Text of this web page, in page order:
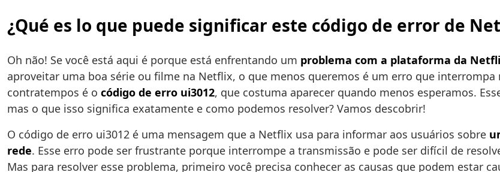
¿Qué es lo que puede significar este código de error de
Oh não! Se você está aqui é porque está enfrentando um problema com a plataforma da
aproveitar uma boa série ou filme na Netflix, o que menos queremos é um erro que
contratempos é o código de erro ui3012, que costuma aparecer quando menos esperamos.
mas o que isso significa exatamente e como podemos resolver? Vamos descobrir!
O código de erro ui3012 é uma mensagem que a Netflix usa para informar aos usuários sobre
rede. Esse erro pode ser frustrante porque interrompe a transmissão e pode ser difícil de
Mas para resolver esse problema, primeiro você precisa conhecer as causas que podem estar